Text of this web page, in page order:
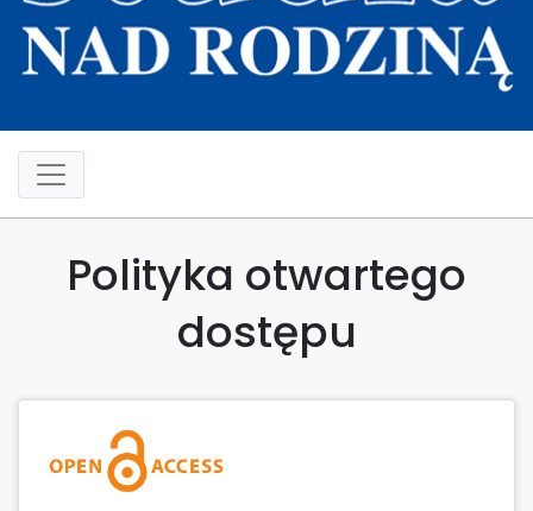
Polityka otwartego
dostępu